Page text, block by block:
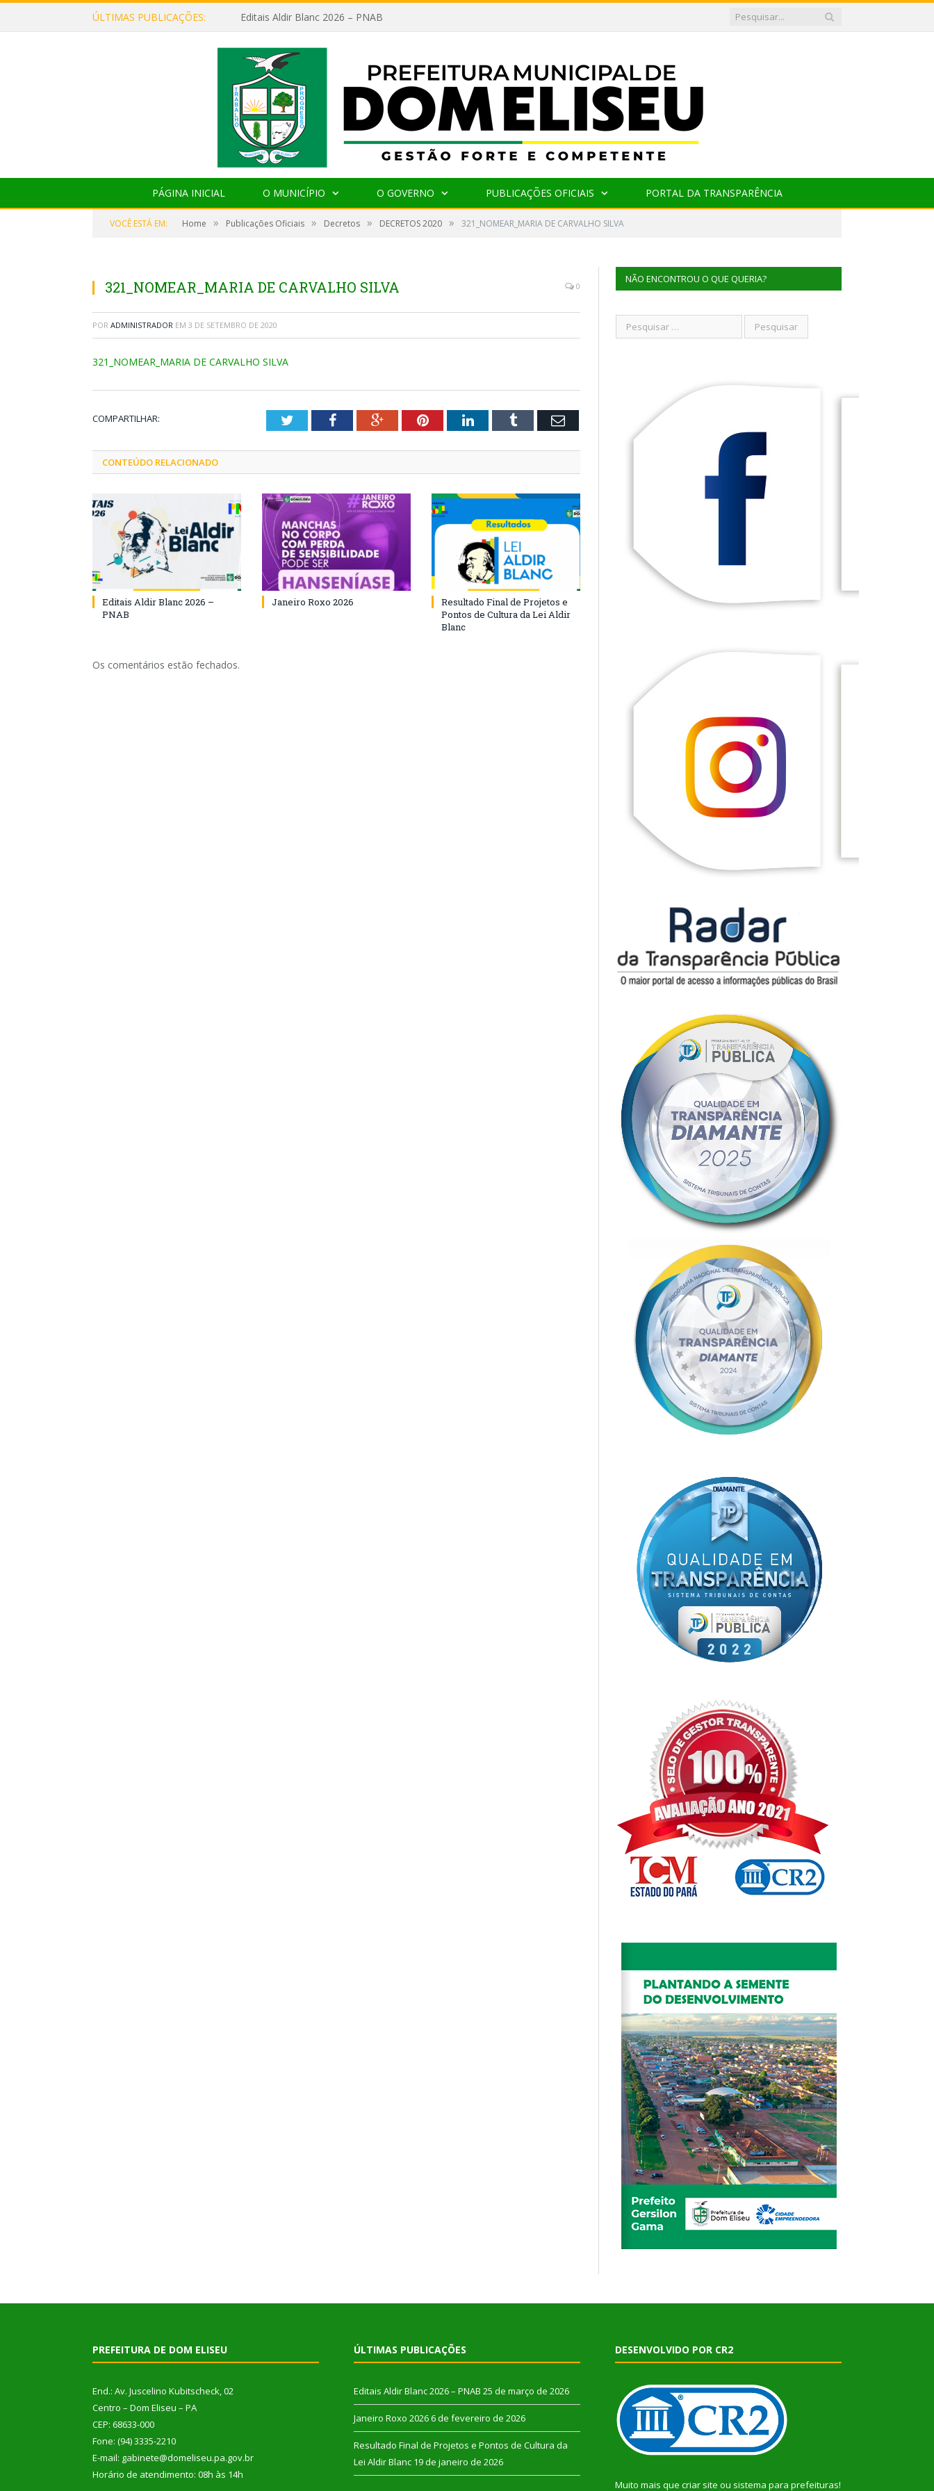
ÚLTIMAS PUBLICAÇÕES: Editais Aldir Blanc 2026 – PNAB
PÁGINA INICIAL O MUNICÍPIO O GOVERNO PUBLICAÇÕES OFICIAIS PORTAL DA TRANSPARÊNCIA
VOCÊ ESTÁ EM: Home » Publicações Oficiais » Decretos » DECRETOS 2020 » 321_NOMEAR_MARIA DE CARVALHO SILVA
321_NOMEAR_MARIA DE CARVALHO SILVA 0
POR ADMINISTRADOR EM 3 DE SETEMBRO DE 2020
321_NOMEAR_MARIA DE CARVALHO SILVA
COMPARTILHAR: TwitterFacebookGoogle+PinterestLinkedInTumblr Email
CONTEÚDO RELACIONADO
Editais Aldir Blanc 2026 –
PNAB
Janeiro Roxo 2026
Resultado Final de Projetos e
Pontos de Cultura da Lei Aldir
Blanc
Os comentários estão fechados.
NÃO ENCONTROU O QUE QUERIA?
PREFEITURA DE DOM ELISEU
End.: Av. Juscelino Kubitscheck, 02
Centro – Dom Eliseu – PA
CEP: 68633-000
Fone: (94) 3335-2210
E-mail: gabinete@domeliseu.pa.gov.br
Horário de atendimento: 08h às 14h
ÚLTIMAS PUBLICAÇÕES
Editais Aldir Blanc 2026 – PNAB 25 de março de 2026
Janeiro Roxo 2026 6 de fevereiro de 2026
Resultado Final de Projetos e Pontos de Cultura da
Lei Aldir Blanc 19 de janeiro de 2026
DESENVOLVIDO POR CR2
Muito mais que criar site ou sistema para prefeituras!